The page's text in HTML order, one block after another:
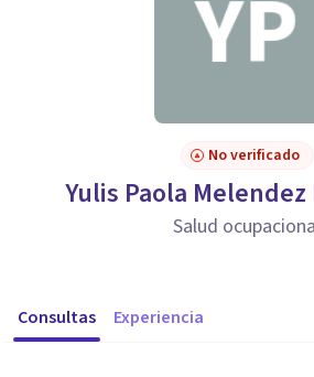
No verificado
Yulis Paola
Salud
Consultas Experiencia